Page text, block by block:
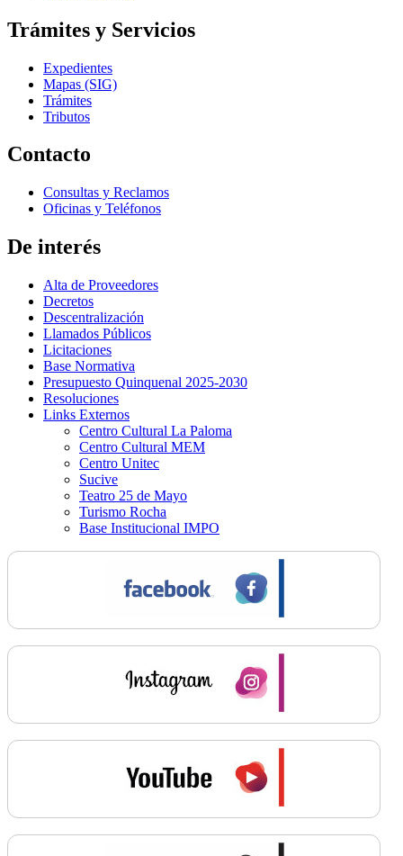
Trámites y Servicios
Expedientes
Mapas (SIG)
Trámites
Tributos
Contacto
Consultas y Reclamos
Oficinas y Teléfonos
De interés
Alta de Proveedores
Decretos
Descentralización
Llamados Públicos
Licitaciones
Base Normativa
Presupuesto Quinquenal 2025-2030
Resoluciones
Links Externos
Centro Cultural La Paloma
Centro Cultural MEM
Centro Unitec
Sucive
Teatro 25 de Mayo
Turismo Rocha
Base Institucional IMPO